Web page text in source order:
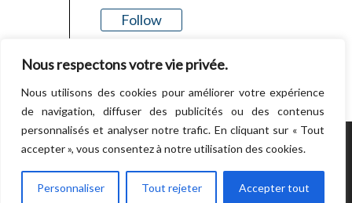
Nous respectons votre vie privée.
Nous utilisons des cookies pour améliorer votre expérience
de navigation, diffuser des publicités ou des contenus
personnalisés et analyser notre trafic. En cliquant sur « Tout
accepter », vous consentez à notre utilisation des cookies.
Personnaliser Tout rejeter Accepter tout
Follow
POWERED BY WORDPRESS.CREATED BY
THEMESINDEP
RETOUR EN HAUT